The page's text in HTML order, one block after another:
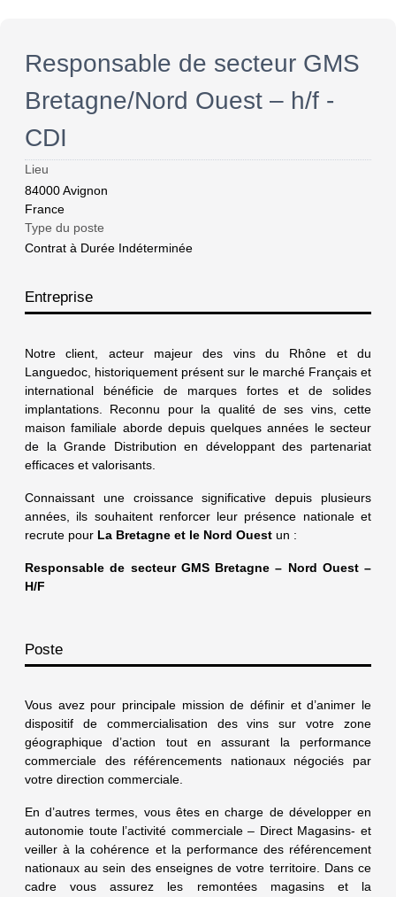
Responsable de secteur GMS
Bretagne/Nord Ouest – h/f -
CDI
Lieu
84000Avignon
France
Type du poste
Contrat à Durée Indéterminée
Entreprise
Notre client, acteur majeur des vins du Rhône et du
Languedoc, historiquement présent sur le marché Français et
international bénéficie de marques fortes et de solides
implantations. Reconnu pour la qualité de ses vins, cette
maison familiale aborde depuis quelques années le secteur
de la Grande Distribution en développant des partenariat
efficaces et valorisants.
Connaissant une croissance significative depuis plusieurs
années, ils souhaitent renforcer leur présence nationale et
recrute pour La Bretagne et le Nord Ouest un :
Responsable de secteur GMS Bretagne – Nord Ouest –
H/F
Poste
Vous avez pour principale mission de définir et d’animer le
dispositif de commercialisation des vins sur votre zone
géographique d’action tout en assurant la performance
commerciale des référencements nationaux négociés par
votre direction commerciale.
En d’autres termes, vous êtes en charge de développer en
autonomie toute l’activité commerciale – Direct Magasins- et
veiller à la cohérence et la performance des référencement
nationaux au sein des enseignes de votre territoire. Dans ce
cadre vous assurez les remontées magasins et la